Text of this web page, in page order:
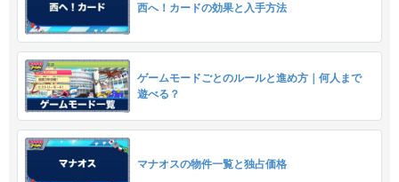
西へ！カードの効果と入手方法
ゲームモードごとのルールと進め方｜何人まで
遊べる？
マナオスの物件一覧と独占価格